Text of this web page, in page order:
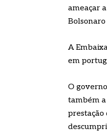
ameaçar
A
em
O
também a
prestação